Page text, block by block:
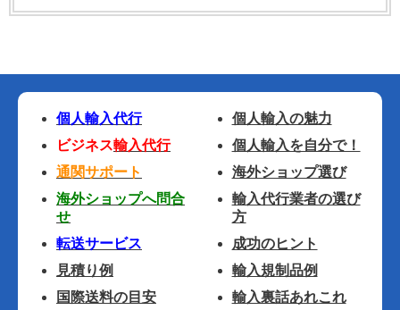
個人輸入代行
ビジネス輸入代行
通関サポート
海外ショップへ問合
せ
転送サービス
見積り例
国際送料の目安
個人輸入の魅力
個人輸入を自分で！
海外ショップ選び
輸入代行業者の選び
方
成功のヒント
輸入規制品例
輸入裏話あれこれ